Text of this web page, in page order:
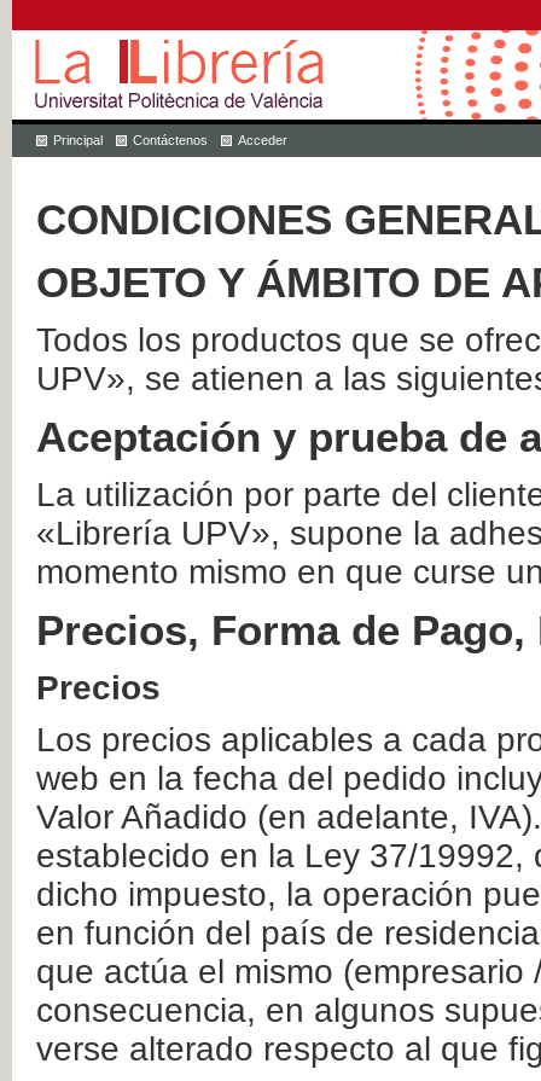
Principal Contáctenos Acceder
CONDICIONES
OBJETO Y ÁMBITO DE
Todos los productos que se
UPV», se atienen a las
Aceptación y prueba de
La utilización por parte del
«Librería UPV», supone la
momento mismo en que curse
Precios, Forma de
Precios
Los precios aplicables a cada
web en la fecha del pedido
Valor Añadido (en adelante,
establecido en la Ley 37/
dicho impuesto, la operación
en función del país de
que actúa el mismo
consecuencia, en algunos
verse alterado respecto al que